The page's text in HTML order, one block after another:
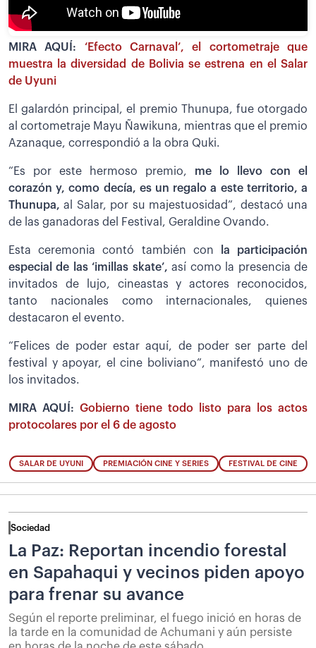
MIRA AQUÍ: ‘Efecto Carnaval’, el cortometraje que
muestra la diversidad de Bolivia se estrena en el Salar
de Uyuni
El galardón principal, el premio Thunupa, fue otorgado
al cortometraje Mayu Ñawikuna, mientras que el premio
Azanaque, correspondió a la obra Quki.
“Es por este hermoso premio, me lo llevo con el
corazón y, como decía, es un regalo a este territorio, a
Thunupa,al Salar, por su majestuosidad”, destacó una
de las ganadoras del Festival, Geraldine Ovando.
Esta ceremonia contó también con
la participación
especial de las ‘imillas skate’,así como la presencia de
invitados de lujo, cineastas y actores reconocidos,
tanto nacionales como internacionales, quienes
destacaron el evento.
“Felices de poder estar aquí, de poder ser parte del
festival y apoyar, el cine boliviano”, manifestó uno de
los invitados.
MIRA AQUÍ: Gobierno tiene todo listo para los actos
protocolares por el 6 de agosto
SALAR DE UYUNI PREMIACIÓN CINE Y SERIES FESTIVAL DE CINE
Sociedad
La Paz: Reportan incendio forestal
en Sapahaqui y vecinos piden apoyo
para frenar su avance
Según el reporte preliminar, el fuego inició en horas de
la tarde en la comunidad de Achumani y aún persiste